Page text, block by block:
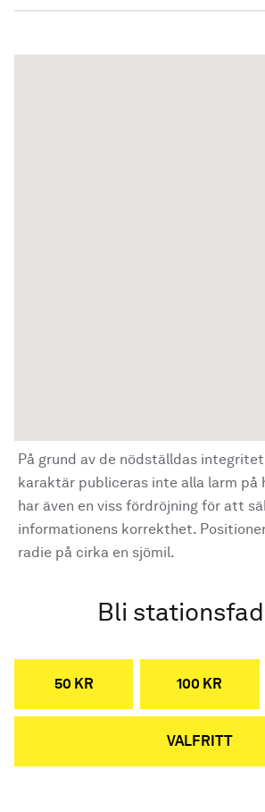
På grund av de nödställdas
karaktär publiceras inte alla larm på
har även en viss fördröjning för att
informationens korrekthet.
radie på cirka en sjömil.
Bli
50 KR 100 KR
VALFRITT